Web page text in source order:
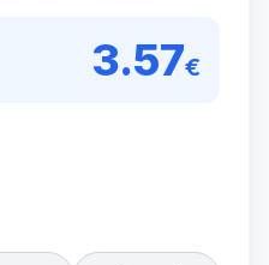
3.57€